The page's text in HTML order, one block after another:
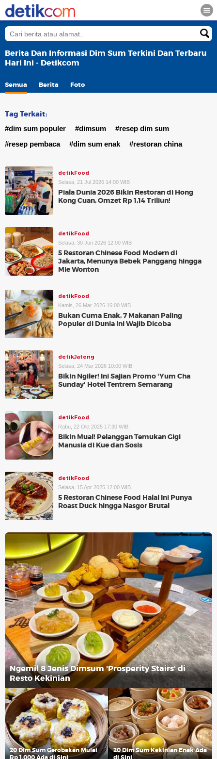
Berita Dan Informasi Dim Sum Terkini Dan Terbaru
Hari Ini - Detikcom
Semua Berita Foto
Tag Terkait:
#dim sum populer #dimsum
#resep dim sum
#resep pembaca
#dim sum enak #restoran china
detikFood
Selasa, 21 Jul 2026 14:00 WIB
Piala Dunia 2026 Bikin Restoran di Hong
Kong Cuan, Omzet Rp 1,14 Triliun!
detikFood
Selasa, 30 Jun 2026 12:00 WIB
5 Restoran Chinese Food Modern di
Jakarta, Menunya Bebek Panggang hingga
Mie Wonton
detikFood
Kamis, 26 Mar 2026 16:00 WIB
Bukan Cuma Enak, 7 Makanan Paling
Populer di Dunia Ini Wajib Dicoba
detikJateng
Selasa, 24 Mar 2026 10:00 WIB
Bikin Ngiler! Ini Sajian Promo 'Yum Cha
Sunday' Hotel Tentrem Semarang
detikFood
Rabu, 22 Okt 2025 17:30 WIB
Bikin Mual! Pelanggan Temukan Gigi
Manusia di Kue dan Sosis
detikFood
Selasa, 15 Apr 2025 12:00 WIB
5 Restoran Chinese Food Halal Ini Punya
Roast Duck hingga Nasgor Brutal
Ngemil 8 Jenis Dimsum 'Prosperity Stairs' di
Resto Kekinian
20 Dim Sum Gerobakan Mulai
Rp 1.000 Ada di Sini
20 Dim Sum Kekinian Enak Ada
di Sini